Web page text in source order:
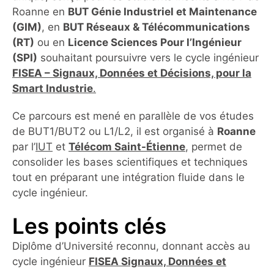
Roanne en BUT Génie Industriel et Maintenance
(GIM), en BUT Réseaux & Télécommunications
(RT) ou en Licence Sciences Pour l’Ingénieur
(SPI) souhaitant poursuivre vers le cycle ingénieur
FISEA – Signaux, Données et Décisions, pour la
Smart Industrie.
Ce parcours est mené en parallèle de vos études
de BUT1/BUT2 ou L1/L2, il est organisé à Roanne
par l’IUT et Télécom Saint-Étienne, permet de
consolider les bases scientifiques et techniques
tout en préparant une intégration fluide dans le
cycle ingénieur.
Les points clés
Diplôme d’Université reconnu, donnant accès au
cycle ingénieur FISEA Signaux, Données et